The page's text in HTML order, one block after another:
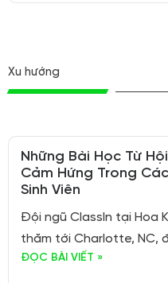
Xu hướng
Những Bài Học Từ
Cảm Hứng Trong
Sinh Viên
Đội ngũ ClassIn tại Hoa
thăm tới Charlotte, NC,
ĐỌC BÀI VIẾT »